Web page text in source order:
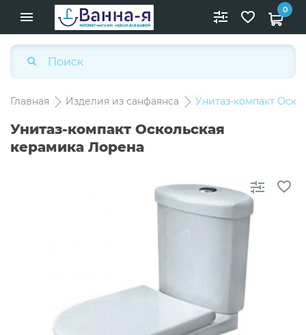
0
Главная Изделия из санфаянса Унитаз-компакт
Унитаз-компакт Оскольская
керамика Лорена